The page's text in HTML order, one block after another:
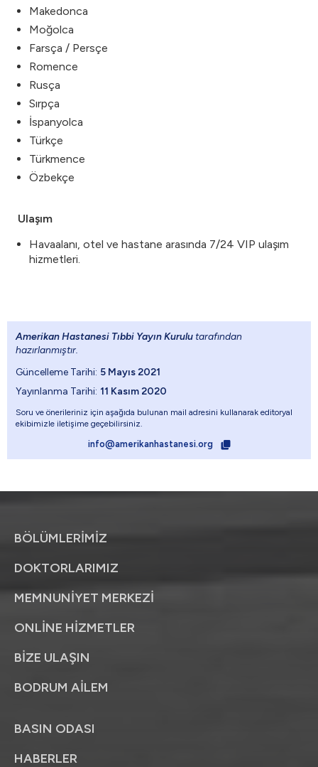
Makedonca
Moğolca
Farsça / Persçe
Romence
Rusça
Sırpça
İspanyolca
Türkçe
Türkmence
Özbekçe
Ulaşım
Havaalanı, otel ve hastane arasında 7/24 VIP ulaşım
hizmetleri.
Amerikan Hastanesi Tıbbi Yayın Kurulu tarafından
hazırlanmıştır.
Güncelleme Tarihi: 5 Mayıs 2021
Yayınlanma Tarihi: 11 Kasım 2020
Soru ve önerileriniz için aşağıda bulunan mail adresini kullanarak editoryal
ekibimizle iletişime geçebilirsiniz.
info@amerikanhastanesi.org
BÖLÜMLERİMİZ
DOKTORLARIMIZ
MEMNUNİYET MERKEZİ
ONLİNE HİZMETLER
BİZE ULAŞIN
BODRUM AİLEM
BASIN ODASI
HABERLER